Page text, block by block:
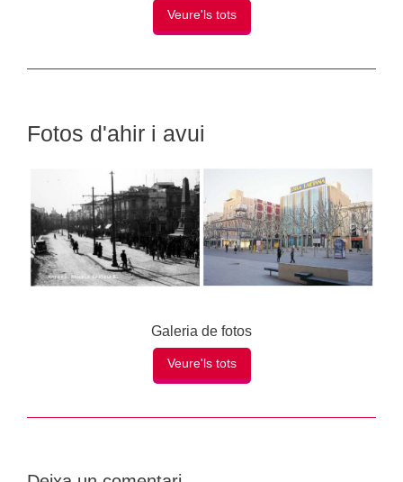
Veure'ls tots
Fotos d'ahir i avui
Galeria de fotos
Veure'ls tots